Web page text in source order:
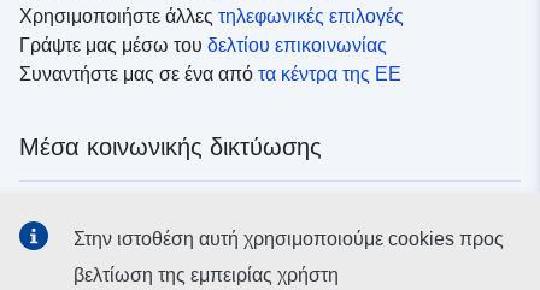
Χρησιμοποιήστε άλλες τηλεφωνικές επιλογές
Γράψτε μας μέσω του δελτίου επικοινωνίας
Συναντήστε μας σε ένα από τα κέντρα της ΕΕ
Μέσα κοινωνικής δικτύωσης
δικτύωσηςΣτην ιστοθέση αυτή χρησιμοποιούμε cookies προς
βελτίωση της εμπειρίας χρήστη